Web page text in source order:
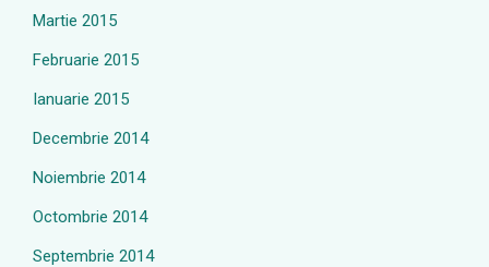
Martie 2015
Februarie 2015
Ianuarie 2015
Decembrie 2014
Noiembrie 2014
Octombrie 2014
Septembrie 2014